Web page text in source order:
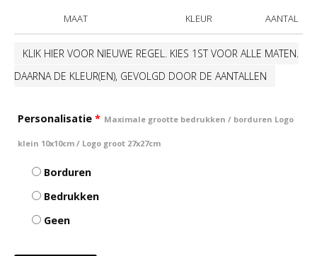
MAAT KLEUR AANTAL
KLIK HIER VOOR NIEUWE REGEL. KIES 1ST VOOR ALLE MATEN.
DAARNA DE KLEUR(EN), GEVOLGD DOOR DE AANTALLEN
Personalisatie * Maximale grootte bedrukken / borduren Logo
klein 10x10cm / Logo groot 27x27cm
Borduren
Bedrukken
Geen